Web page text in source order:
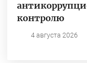
контролю
4 августа 2026